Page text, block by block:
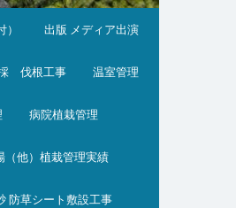
出版 メディア出演
伐根工事 温室管理
病院植栽管理
（他）植栽管理実績
防草シート敷設工事